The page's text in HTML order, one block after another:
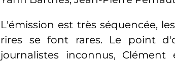
L'émission est très séquencée,
rires se font rares. Le point
journalistes inconnus,